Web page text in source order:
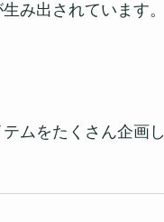
み出されています。
ムをたくさん企画し